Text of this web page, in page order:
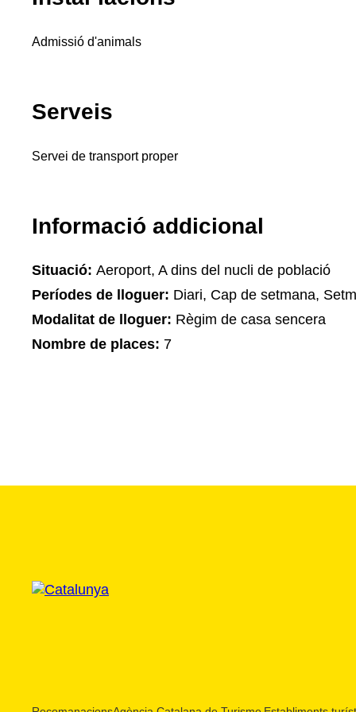
Admissió d'animals
Serveis
Servei de transport proper
Informació addicional
Situació: Aeroport, A dins del nucli de població
Períodes de lloguer: Diari, Cap de setmana,
Modalitat de lloguer: Règim de casa sencera
Nombre de places: 7